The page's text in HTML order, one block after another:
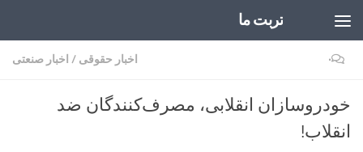
تربت ما
اخبار حقوقی / اخبار صنعتی ۰
خودروسازان انقلابی، مصرف‌کنندگان ضد
انقلاب!